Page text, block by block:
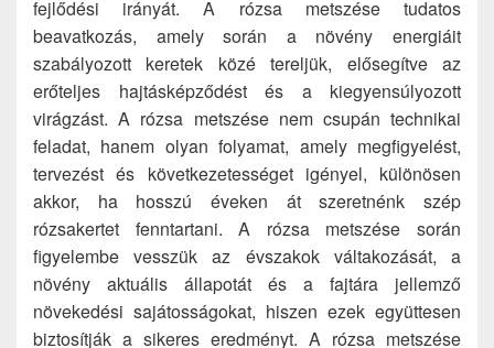
fejlődési irányát. A rózsa metszése tudatos
beavatkozás, amely során a növény energiáit
szabályozott keretek közé tereljük, elősegítve az
erőteljes hajtásképződést és a kiegyensúlyozott
virágzást. A rózsa metszése nem csupán technikai
feladat, hanem olyan folyamat, amely megfigyelést,
tervezést és következetességet igényel, különösen
akkor, ha hosszú éveken át szeretnénk szép
rózsakertet fenntartani. A rózsa metszése során
figyelembe vesszük az évszakok váltakozását, a
növény aktuális állapotát és a fajtára jellemző
növekedési sajátosságokat, hiszen ezek együttesen
biztosítják a sikeres eredményt. A rózsa metszése